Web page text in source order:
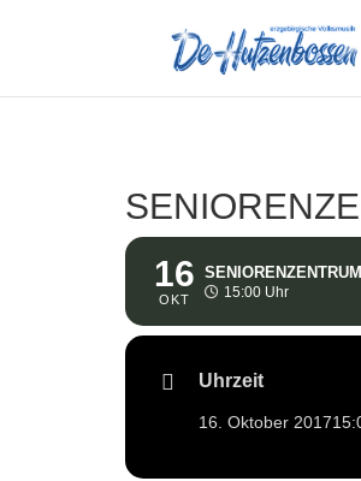
16
OKT
SENIORENZENTRUM
15:00 Uhr
Uhrzeit
16. Oktober 2017